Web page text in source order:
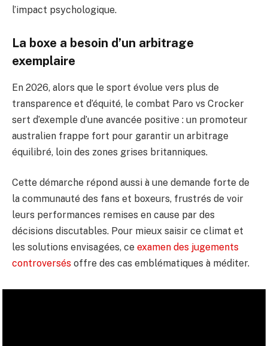
l’impact psychologique.
La boxe a besoin d’un arbitrage
exemplaire
En 2026, alors que le sport évolue vers plus de
transparence et d’équité, le combat Paro vs Crocker
sert d’exemple d’une avancée positive : un promoteur
australien frappe fort pour garantir un arbitrage
équilibré, loin des zones grises britanniques.
Cette démarche répond aussi à une demande forte de
la communauté des fans et boxeurs, frustrés de voir
leurs performances remises en cause par des
décisions discutables. Pour mieux saisir ce climat et
les solutions envisagées, ce examen des jugements
controversés offre des cas emblématiques à méditer.